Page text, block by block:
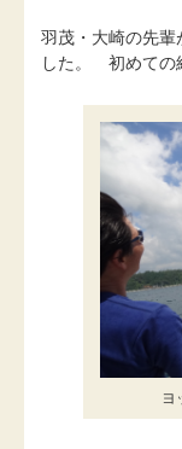
羽茂・大崎の先輩
した。 初めて
ヨ